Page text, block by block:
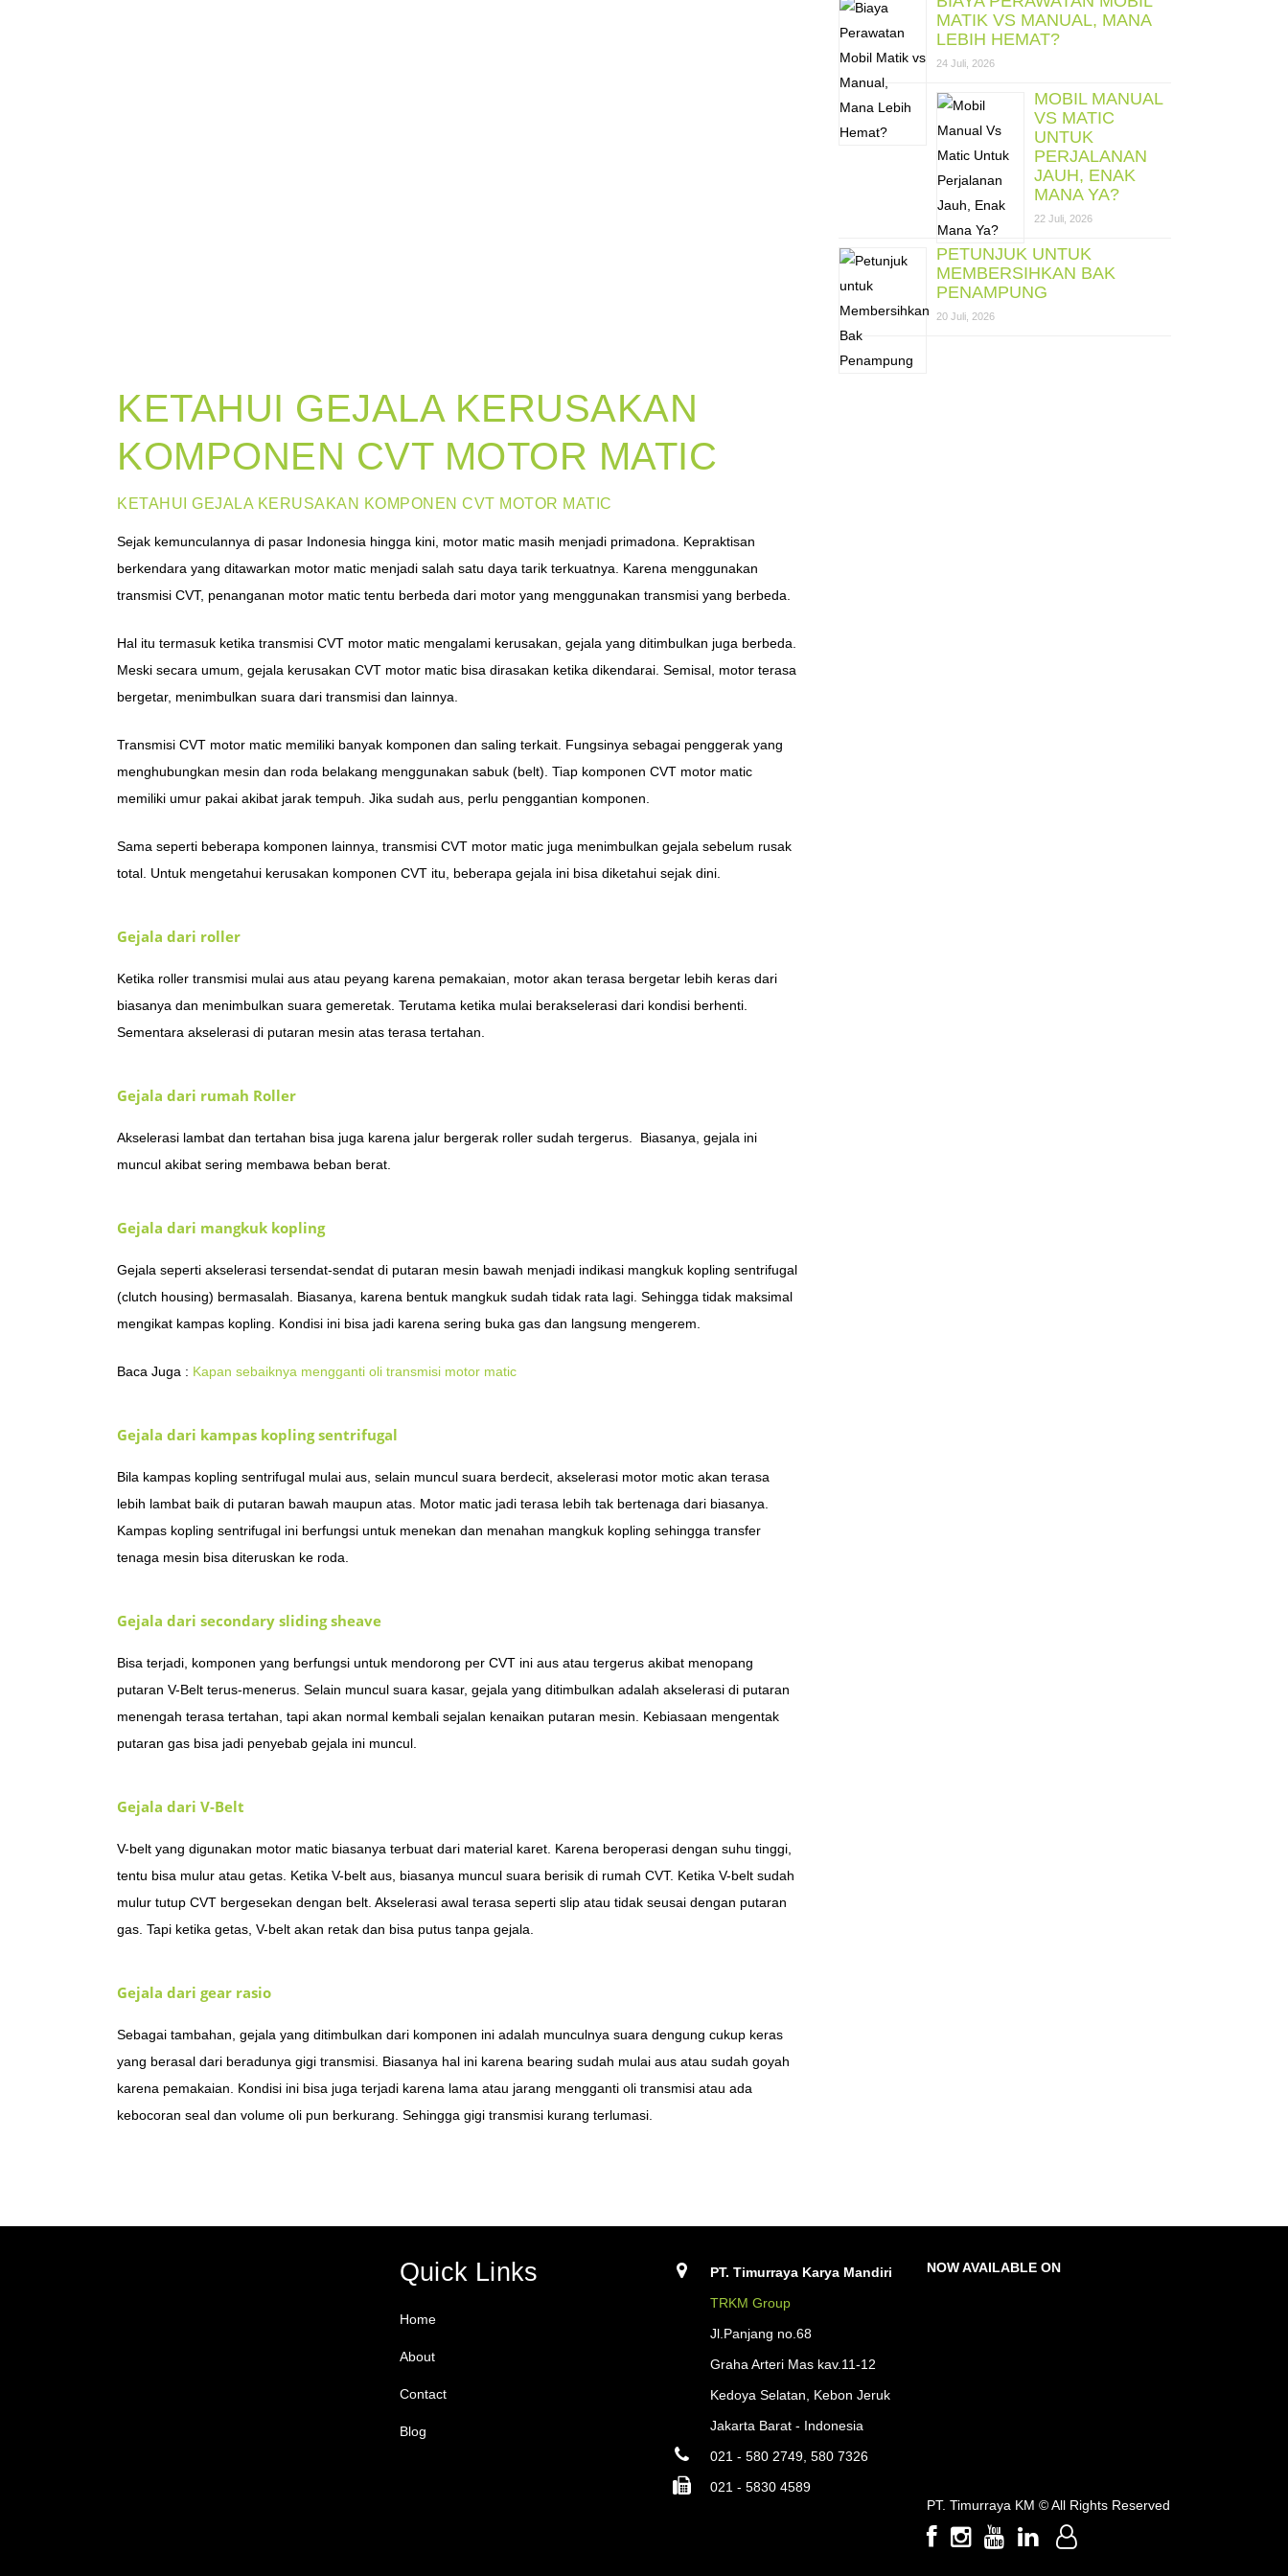
KETAHUI GEJALA KERUSAKAN
KOMPONEN CVT MOTOR MATIC
KETAHUI GEJALA KERUSAKAN KOMPONEN CVT MOTOR MATIC
Sejak kemunculannya di pasar Indonesia hingga kini, motor matic masih menjadi primadona. Kepraktisan
berkendara yang ditawarkan motor matic menjadi salah satu daya tarik terkuatnya. Karena menggunakan
transmisi CVT, penanganan motor matic tentu berbeda dari motor yang menggunakan transmisi yang berbeda.
Hal itu termasuk ketika transmisi CVT motor matic mengalami kerusakan, gejala yang ditimbulkan juga berbeda.
Meski secara umum, gejala kerusakan CVT motor matic bisa dirasakan ketika dikendarai. Semisal, motor terasa
bergetar, menimbulkan suara dari transmisi dan lainnya.
Transmisi CVT motor matic memiliki banyak komponen dan saling terkait. Fungsinya sebagai penggerak yang
menghubungkan mesin dan roda belakang menggunakan sabuk (belt). Tiap komponen CVT motor matic
memiliki umur pakai akibat jarak tempuh. Jika sudah aus, perlu penggantian komponen.
Sama seperti beberapa komponen lainnya, transmisi CVT motor matic juga menimbulkan gejala sebelum rusak
total. Untuk mengetahui kerusakan komponen CVT itu, beberapa gejala ini bisa diketahui sejak dini.
Gejala dari roller
Ketika roller transmisi mulai aus atau peyang karena pemakaian, motor akan terasa bergetar lebih keras dari
biasanya dan menimbulkan suara gemeretak. Terutama ketika mulai berakselerasi dari kondisi berhenti.
Sementara akselerasi di putaran mesin atas terasa tertahan.
Gejala dari rumah Roller
Akselerasi lambat dan tertahan bisa juga karena jalur bergerak roller sudah tergerus. Biasanya, gejala ini
muncul akibat sering membawa beban berat.
Gejala dari mangkuk kopling
Gejala seperti akselerasi tersendat-sendat di putaran mesin bawah menjadi indikasi mangkuk kopling sentrifugal
(clutch housing) bermasalah. Biasanya, karena bentuk mangkuk sudah tidak rata lagi. Sehingga tidak maksimal
mengikat kampas kopling. Kondisi ini bisa jadi karena sering buka gas dan langsung mengerem.
Baca Juga : Kapan sebaiknya mengganti oli transmisi motor matic
Gejala dari kampas kopling sentrifugal
Bila kampas kopling sentrifugal mulai aus, selain muncul suara berdecit, akselerasi motor motic akan terasa
lebih lambat baik di putaran bawah maupun atas. Motor matic jadi terasa lebih tak bertenaga dari biasanya.
Kampas kopling sentrifugal ini berfungsi untuk menekan dan menahan mangkuk kopling sehingga transfer
tenaga mesin bisa diteruskan ke roda.
Gejala dari secondary sliding sheave
Bisa terjadi, komponen yang berfungsi untuk mendorong per CVT ini aus atau tergerus akibat menopang
putaran V-Belt terus-menerus. Selain muncul suara kasar, gejala yang ditimbulkan adalah akselerasi di putaran
menengah terasa tertahan, tapi akan normal kembali sejalan kenaikan putaran mesin. Kebiasaan mengentak
putaran gas bisa jadi penyebab gejala ini muncul.
Gejala dari V-Belt
V-belt yang digunakan motor matic biasanya terbuat dari material karet. Karena beroperasi dengan suhu tinggi,
tentu bisa mulur atau getas. Ketika V-belt aus, biasanya muncul suara berisik di rumah CVT. Ketika V-belt sudah
mulur tutup CVT bergesekan dengan belt. Akselerasi awal terasa seperti slip atau tidak seusai dengan putaran
gas. Tapi ketika getas, V-belt akan retak dan bisa putus tanpa gejala.
Gejala dari gear rasio
Sebagai tambahan, gejala yang ditimbulkan dari komponen ini adalah munculnya suara dengung cukup keras
yang berasal dari beradunya gigi transmisi. Biasanya hal ini karena bearing sudah mulai aus atau sudah goyah
karena pemakaian. Kondisi ini bisa juga terjadi karena lama atau jarang mengganti oli transmisi atau ada
kebocoran seal dan volume oli pun berkurang. Sehingga gigi transmisi kurang terlumasi.
MATIK VS MANUAL, MANA
LEBIH HEMAT?
24 Juli, 2026
MOBIL MANUAL
VS MATIC
UNTUK
PERJALANAN
JAUH, ENAK
MANA YA?
22 Juli, 2026
PETUNJUK UNTUK
MEMBERSIHKAN BAK
PENAMPUNG
20 Juli, 2026
Quick Links
Home
About
Contact
Blog
PT. Timurraya Karya Mandiri
TRKM Group
Jl.Panjang no.68
Graha Arteri Mas kav.11-12
Kedoya Selatan, Kebon Jeruk
Jakarta Barat - Indonesia
021 - 580 2749, 580 7326
021 - 5830 4589
NOW AVAILABLE ON
PT. Timurraya KM ©All Rights Reserved